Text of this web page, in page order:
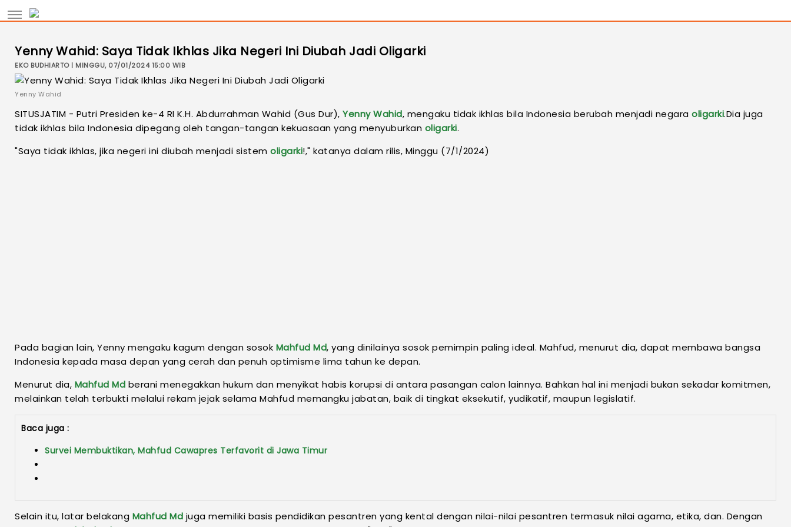
Yenny Wahid: Saya Tidak Ikhlas Jika Negeri Ini Diubah Jadi Oligarki
EKO BUDHIARTO | MINGGU, 07/01/2024 15:00 WIB
Yenny Wahid
SITUSJATIM - Putri Presiden ke-4 RI K.H. Abdurrahman Wahid (Gus Dur), Yenny Wahid, mengaku tidak ikhlas bila Indonesia berubah menjadi negara oligarki.Dia juga
tidak ikhlas bila Indonesia dipegang oleh tangan-tangan kekuasaan yang menyuburkan oligarki.
"Saya tidak ikhlas, jika negeri ini diubah menjadi sistem oligarki!," katanya dalam rilis, Minggu (7/1/2024)
Pada bagian lain, Yenny mengaku kagum dengan sosok Mahfud Md, yang dinilainya sosok pemimpin paling ideal. Mahfud, menurut dia, dapat membawa bangsa
Indonesia kepada masa depan yang cerah dan penuh optimisme lima tahun ke depan.
Menurut dia, Mahfud Md berani menegakkan hukum dan menyikat habis korupsi di antara pasangan calon lainnya. Bahkan hal ini menjadi bukan sekadar komitmen,
melainkan telah terbukti melalui rekam jejak selama Mahfud memangku jabatan, baik di tingkat eksekutif, yudikatif, maupun legislatif.
Baca juga :
Survei Membuktikan, Mahfud Cawapres Terfavorit di Jawa Timur
Selain itu, latar belakang Mahfud Md juga memiliki basis pendidikan pesantren yang kental dengan nilai-nilai pesantren termasuk nilai agama, etika, dan. Dengan